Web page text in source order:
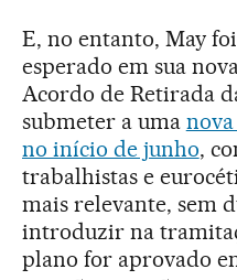
E, no entanto, May
esperado em sua
Acordo de Retirada
submeter a uma
no início de junho,
trabalhistas e
mais relevante, sem
introduzir na
plano for aprovado